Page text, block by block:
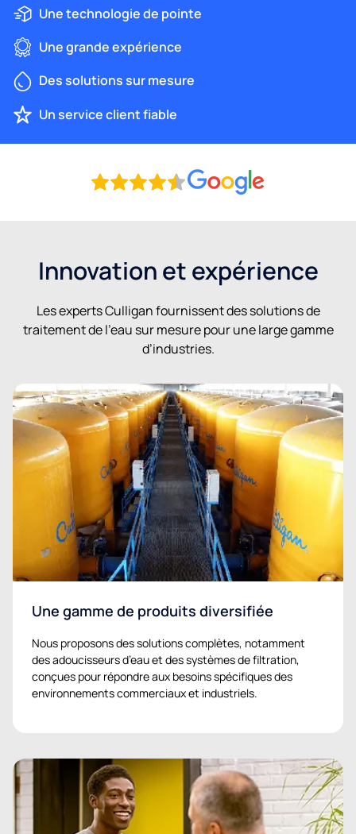
Une technologie de pointe
Une grande expérience
Des solutions sur mesure
Un service client fiable
Innovation et expérience
Les experts Culligan fournissent des solutions de
traitement de l’eau sur mesure pour une large gamme
d’industries.
Une gamme de produits diversifiée
Nous proposons des solutions complètes, notamment
des adoucisseurs d’eau et des systèmes de filtration,
conçues pour répondre aux besoins spécifiques des
environnements commerciaux et industriels.